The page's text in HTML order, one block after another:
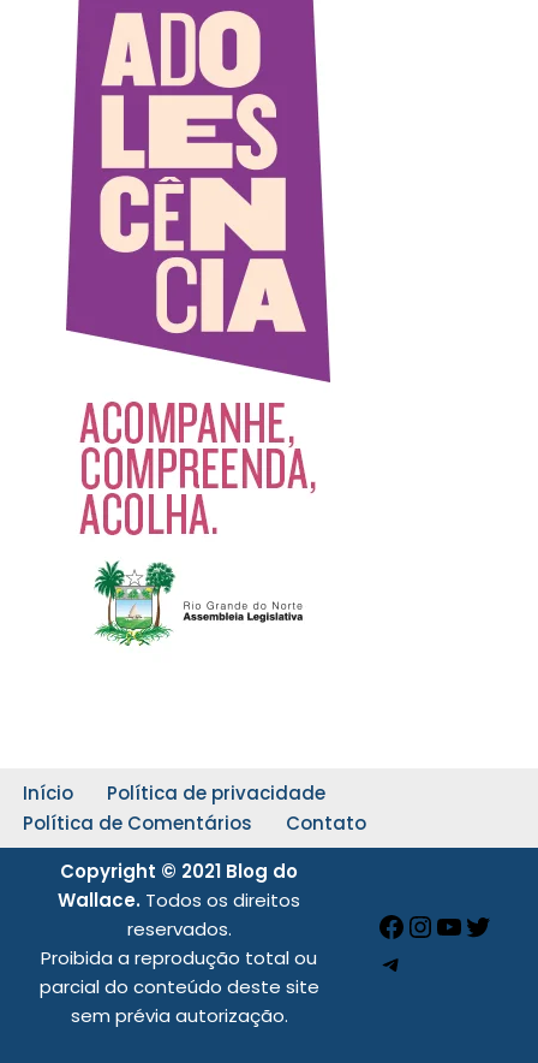
Início
Política de privacidade
Política de Comentários
Contato
Copyright © 2021 Blog do
Wallace. Todos os direitos
reservados.
Proibida a reprodução total ou
parcial do conteúdo deste site
sem prévia autorização.